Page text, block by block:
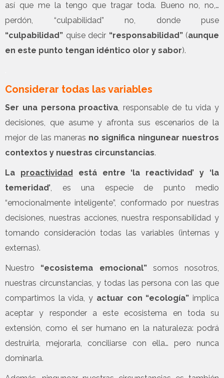
así que me la tengo que tragar toda. Bueno no, no,…
perdón, “culpabilidad” no, donde puse
“culpabilidad” quise decir “responsabilidad”(aunque
en este punto tengan idéntico olor y sabor).
Considerar todas las variables
Ser una persona proactiva, responsable de tu vida y
decisiones, que asume y afronta sus escenarios de la
mejor de las maneras no significa ningunear nuestros
contextos y nuestras circunstancias.
La proactividad está entre ‘la reactividad’ y ‘la
temeridad’, es una especie de punto medio
“emocionalmente inteligente”, conformado por nuestras
decisiones, nuestras acciones, nuestra responsabilidad y
tomando consideración todas las variables (internas y
externas).
Nuestro “ecosistema emocional”somos nosotros,
nuestras circunstancias, y todas las persona con las que
compartimos la vida, y actuar con “ecología” implica
aceptar y responder a este ecosistema en toda su
extensión, como el ser humano en la naturaleza: podrá
destruirla, mejorarla, conciliarse con ella… pero nunca
dominarla.